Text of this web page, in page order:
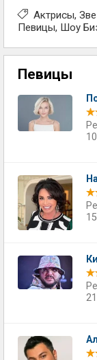
Актрисы
Певицы Шоу
Певицы